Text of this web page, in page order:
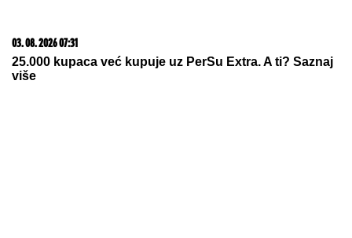
03. 08. 2026 07:31
25.000 kupaca već kupuje uz PerSu Extra. A ti? Saznaj
više